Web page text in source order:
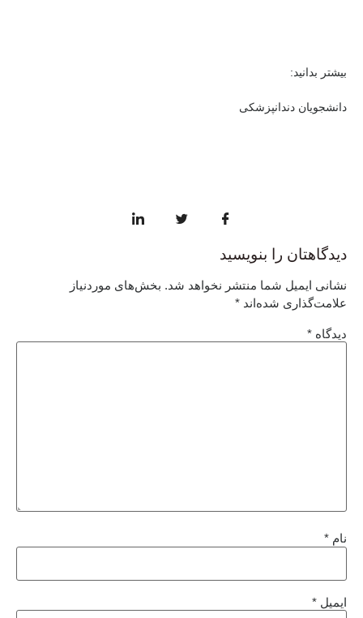
بیشتر بدانید:
دانشجویان دندانپزشکی
دیدگاهتان را بنویسید
نشانی ایمیل شما منتشر نخواهد شد. بخش‌های موردنیاز
علامت‌گذاری شده‌اند *
دیدگاه *
نام *
ایمیل *